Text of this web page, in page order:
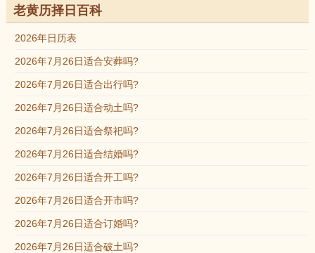
老黄历择日百科
2026年日历表
2026年7月26日适合安葬吗?
2026年7月26日适合出行吗?
2026年7月26日适合动土吗?
2026年7月26日适合祭祀吗?
2026年7月26日适合结婚吗?
2026年7月26日适合开工吗?
2026年7月26日适合开市吗?
2026年7月26日适合订婚吗?
2026年7月26日适合破土吗?